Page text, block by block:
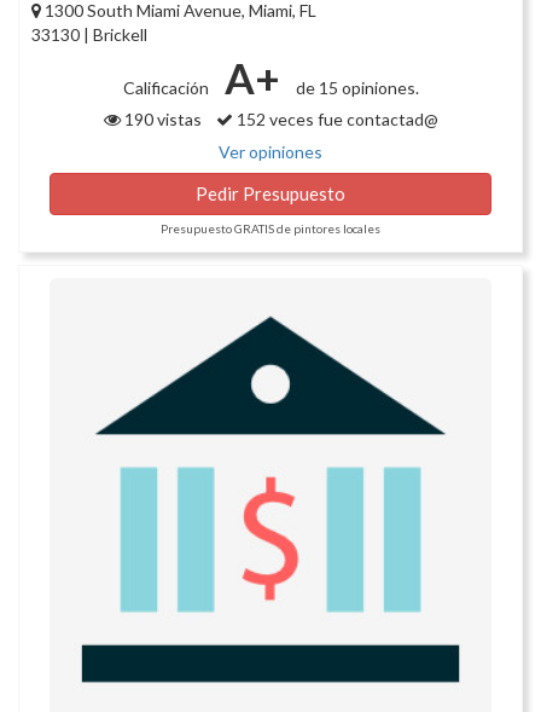
1300 South Miami Avenue, Miami, FL
33130 | Brickell
Calificación A+
de 15 opiniones.
190 vistas
152 veces fue contactad@
Ver opiniones
Pedir Presupuesto
Presupuesto GRATIS de pintores locales